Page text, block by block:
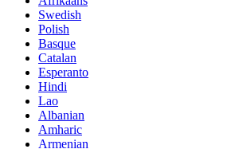
Swedish
Polish
Basque
Catalan
Esperanto
Hindi
Lao
Albanian
Amharic
Armenian